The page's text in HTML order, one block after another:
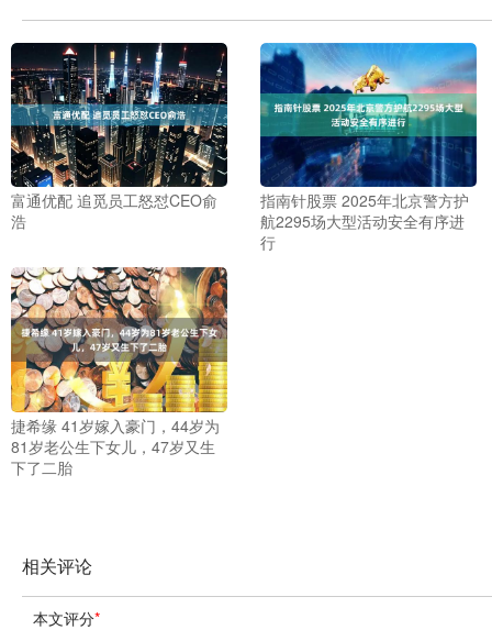
富通优配 追觅员工怒怼CEO俞
浩
指南针股票 2025年北京警方护
航2295场大型活动安全有序进
行
捷希缘 41岁嫁入豪门，44岁为
81岁老公生下女儿，47岁又生
下了二胎
相关评论
本文评分*